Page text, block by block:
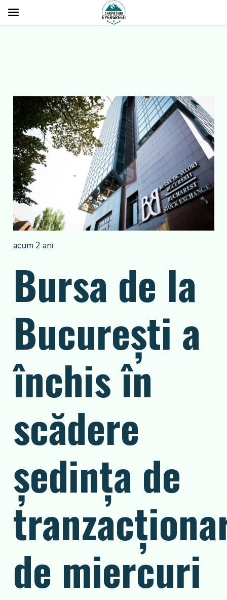
acum 2 ani
Bursa de la
Bucureşti a
închis în
scădere
şedinţa de
de miercuri